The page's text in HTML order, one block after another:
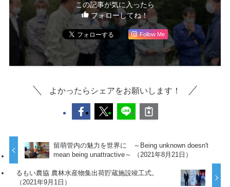
この記事が気に入ったら
フォローしてね！
Follow Me
よかったらシェアをお願いします！
留萌管内の魅力を世界に ～Being unknown doesn't
mean being unattractive～ （2021年8月21日）
るもい農協 農林水産物集出荷貯蔵施設竣工式。
（2021年9月1日）